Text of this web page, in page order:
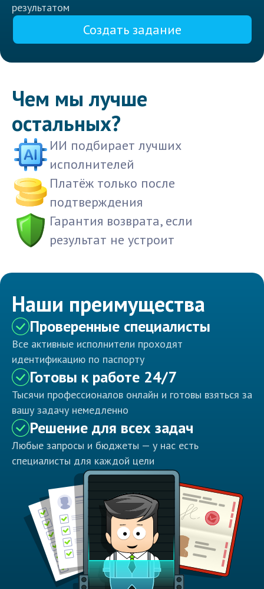
результатом
Создать задание
Чем мы лучше
остальных?
ИИ подбирает лучших
исполнителей
Платёж только после
подтверждения
Гарантия возврата, если
результат не устроит
Наши преимущества
Проверенные специалисты
Все активные исполнители проходят
идентификацию по паспорту
Готовы к работе 24/7
Тысячи профессионалов онлайн и готовы взяться за
вашу задачу немедленно
Решение для всех задач
Любые запросы и бюджеты — у нас есть
специалисты для каждой цели